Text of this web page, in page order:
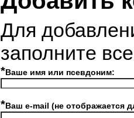
Для
заполните
*Ваше имя или псевдоним:
*Ваш e-mail (не отображается